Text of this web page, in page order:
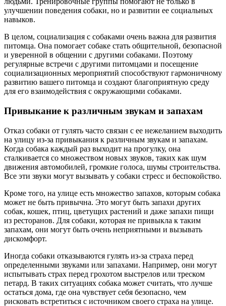
улучшении поведения собаки, но и развитии ее социальных
навыков.
В целом, социализация с собаками очень важна для развития
питомца. Она помогает собаке стать общительной, безопасной
и уверенной в общении с другими собаками. Поэтому
регулярные встречи с другими питомцами и посещение
социализационных мероприятий способствуют гармоничному
развитию вашего питомца и создают благоприятную среду
для его взаимодействия с окружающими собаками.
Привыкание к различным звукам и запахам
Отказ собаки от гулять часто связан с ее нежеланием выходить
на улицу из-за привыкания к различным звукам и запахам.
Когда собака каждый раз выходит на прогулку, она
сталкивается со множеством новых звуков, таких как шум
движения автомобилей, громкие голоса, шумы строительства.
Все эти звуки могут вызывать у собаки стресс и беспокойство.
Кроме того, на улице есть множество запахов, которым собака
может не быть привычна. Это могут быть запахи других
собак, кошек, птиц, цветущих растений и даже запахи пищи
из ресторанов. Для собаки, которая не привыкла к таким
запахам, они могут быть очень неприятными и вызывать
дискомфорт.
Иногда собаки отказываются гулять из-за страха перед
определенными звуками или запахами. Например, они могут
испытывать страх перед грохотом выстрелов или треском
петард. В таких ситуациях собака может считать, что лучше
остаться дома, где она чувствует себя безопасно, чем
рисковать встретиться с источником своего страха на улице.